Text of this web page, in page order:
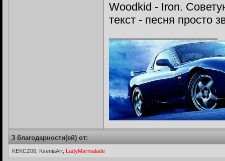
Woodkid - Iron.
текст - песня просто
3 благодарности(ей) от:
KEKCZ06, KseniaArt, LadyMarmalade